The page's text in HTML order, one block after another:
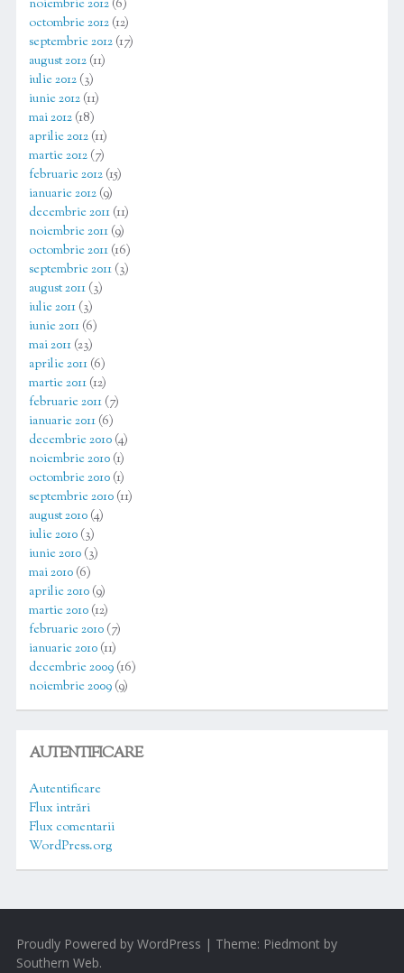
noiembrie 2012(6)
octombrie 2012(12)
septembrie 2012(17)
august 2012(11)
iulie 2012(3)
iunie 2012(11)
mai 2012(18)
aprilie 2012(11)
martie 2012(7)
februarie 2012(15)
ianuarie 2012(9)
decembrie 2011(11)
noiembrie 2011(9)
octombrie 2011(16)
septembrie 2011(3)
august 2011(3)
iulie 2011(3)
iunie 2011(6)
mai 2011(23)
aprilie 2011(6)
martie 2011(12)
februarie 2011(7)
ianuarie 2011(6)
decembrie 2010(4)
noiembrie 2010(1)
octombrie 2010(1)
septembrie 2010(11)
august 2010(4)
iulie 2010(3)
iunie 2010(3)
mai 2010(6)
aprilie 2010(9)
martie 2010(12)
februarie 2010(7)
ianuarie 2010(11)
decembrie 2009(16)
noiembrie 2009(9)
AUTENTIFICARE
Autentificare
Flux intrări
Flux comentarii
WordPress.org
Proudly Powered by WordPress | Theme: Piedmont by
Southern Web.